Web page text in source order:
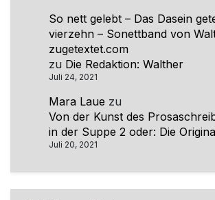
So nett gelebt – Das Dasein
vierzehn – Sonettband von
zugetextet.com
zu Die Redaktion: Walther
Juli 24, 2021
Mara Laue zu
Von der Kunst des
in der Suppe 2 oder: Die
Juli 20, 2021